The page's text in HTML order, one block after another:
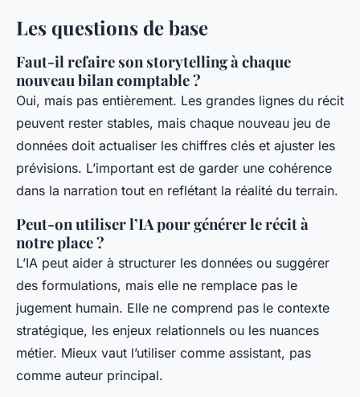
Les questions de base
Faut-il refaire son storytelling à chaque
nouveau bilan comptable ?
Oui, mais pas entièrement. Les grandes lignes du récit
peuvent rester stables, mais chaque nouveau jeu de
données doit actualiser les chiffres clés et ajuster les
prévisions. L’important est de garder une cohérence
dans la narration tout en reflétant la réalité du terrain.
Peut-on utiliser l’IA pour générer le récit à
notre place ?
L’IA peut aider à structurer les données ou suggérer
des formulations, mais elle ne remplace pas le
jugement humain. Elle ne comprend pas le contexte
stratégique, les enjeux relationnels ou les nuances
métier. Mieux vaut l’utiliser comme assistant, pas
comme auteur principal.